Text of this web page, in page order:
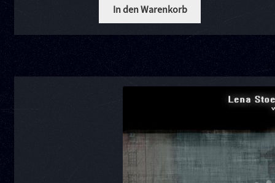
In den Warenkorb